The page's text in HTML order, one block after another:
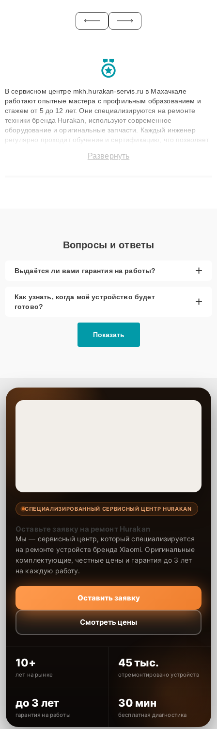
В сервисном центре mkh.hurakan-servis.ru в Махачкале
работают опытные мастера с профильным образованием и
стажем от 5 до 12 лет. Они специализируются на ремонте
техники бренда Hurakan, используют современное
оборудование и оригинальные запчасти. Каждый инженер
регулярно проходит обучение и сертификацию, что позволяет
технику с сохранением гарантии до 3 лет. Наши мастера
Развернуть
Вопросы и ответы
Выдаётся ли вами гарантия на работы? +
Как узнать, когда моё устройство будет
готово?
+
Показать
СПЕЦИАЛИЗИРОВАННЫЙ СЕРВИСНЫЙ ЦЕНТР HURAKAN
Оставьте заявку на ремонт Hurakan
Мы — сервисный центр, который специализируется
на ремонте устройств бренда Xiaomi. Оригинальные
комплектующие, честные цены и гарантия до 3 лет
на каждую работу.
Оставить заявку
Смотреть цены
10+
лет на рынке
45 тыс.
отремонтировано устройств
до 3 лет
гарантия на работы
30 мин
бесплатная диагностика